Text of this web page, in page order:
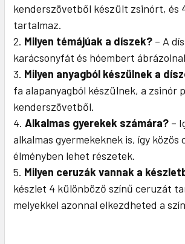
kenderszövetből készült zsinórt, és
tartalmaz.
Milyen témájúak a díszek? – A
karácsonyfát és hóembert
Milyen anyagból készülnek a
fa alapanyagból készülnek, a zsinór
kenderszövetből.
Alkalmas gyerekek számára? –
alkalmas gyermekeknek is, így közös
élményben lehet részetek.
Milyen ceruzák vannak a
készlet 4 különböző színű ceruzát
melyekkel azonnal elkezdheted a